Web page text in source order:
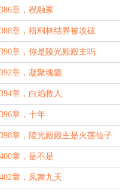
章，祝融冢
章，梧桐林结界被攻破
章，你是陵光殿殿主吗
章，凝聚魂髓
章，白焰救人
章，十年
章，陵光殿殿主是火莲仙子
章，是不是
章，凤舞九天